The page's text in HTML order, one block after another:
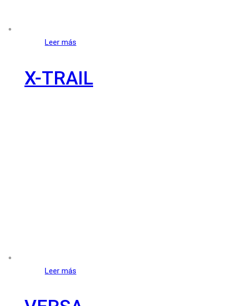
Leer más
X-TRAIL
Leer más